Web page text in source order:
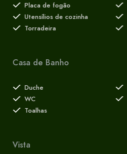
Placa de fogão
Utensílios de cozinha
Torradeira
Casa de Banho
Duche
WC
Toalhas
Vista